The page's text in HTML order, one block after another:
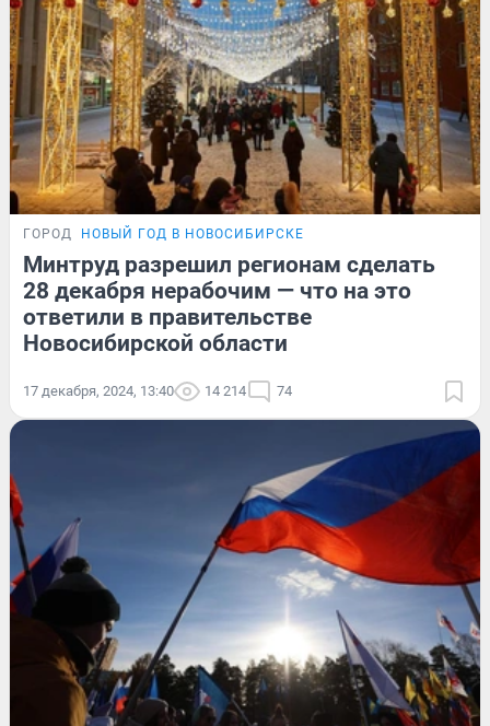
ГОРОД НОВЫЙ ГОД В НОВОСИБИРСКЕ
Минтруд разрешил регионам сделать
28 декабря нерабочим — что на это
ответили в правительстве
Новосибирской области
17 декабря, 2024, 13:40 14 214 74